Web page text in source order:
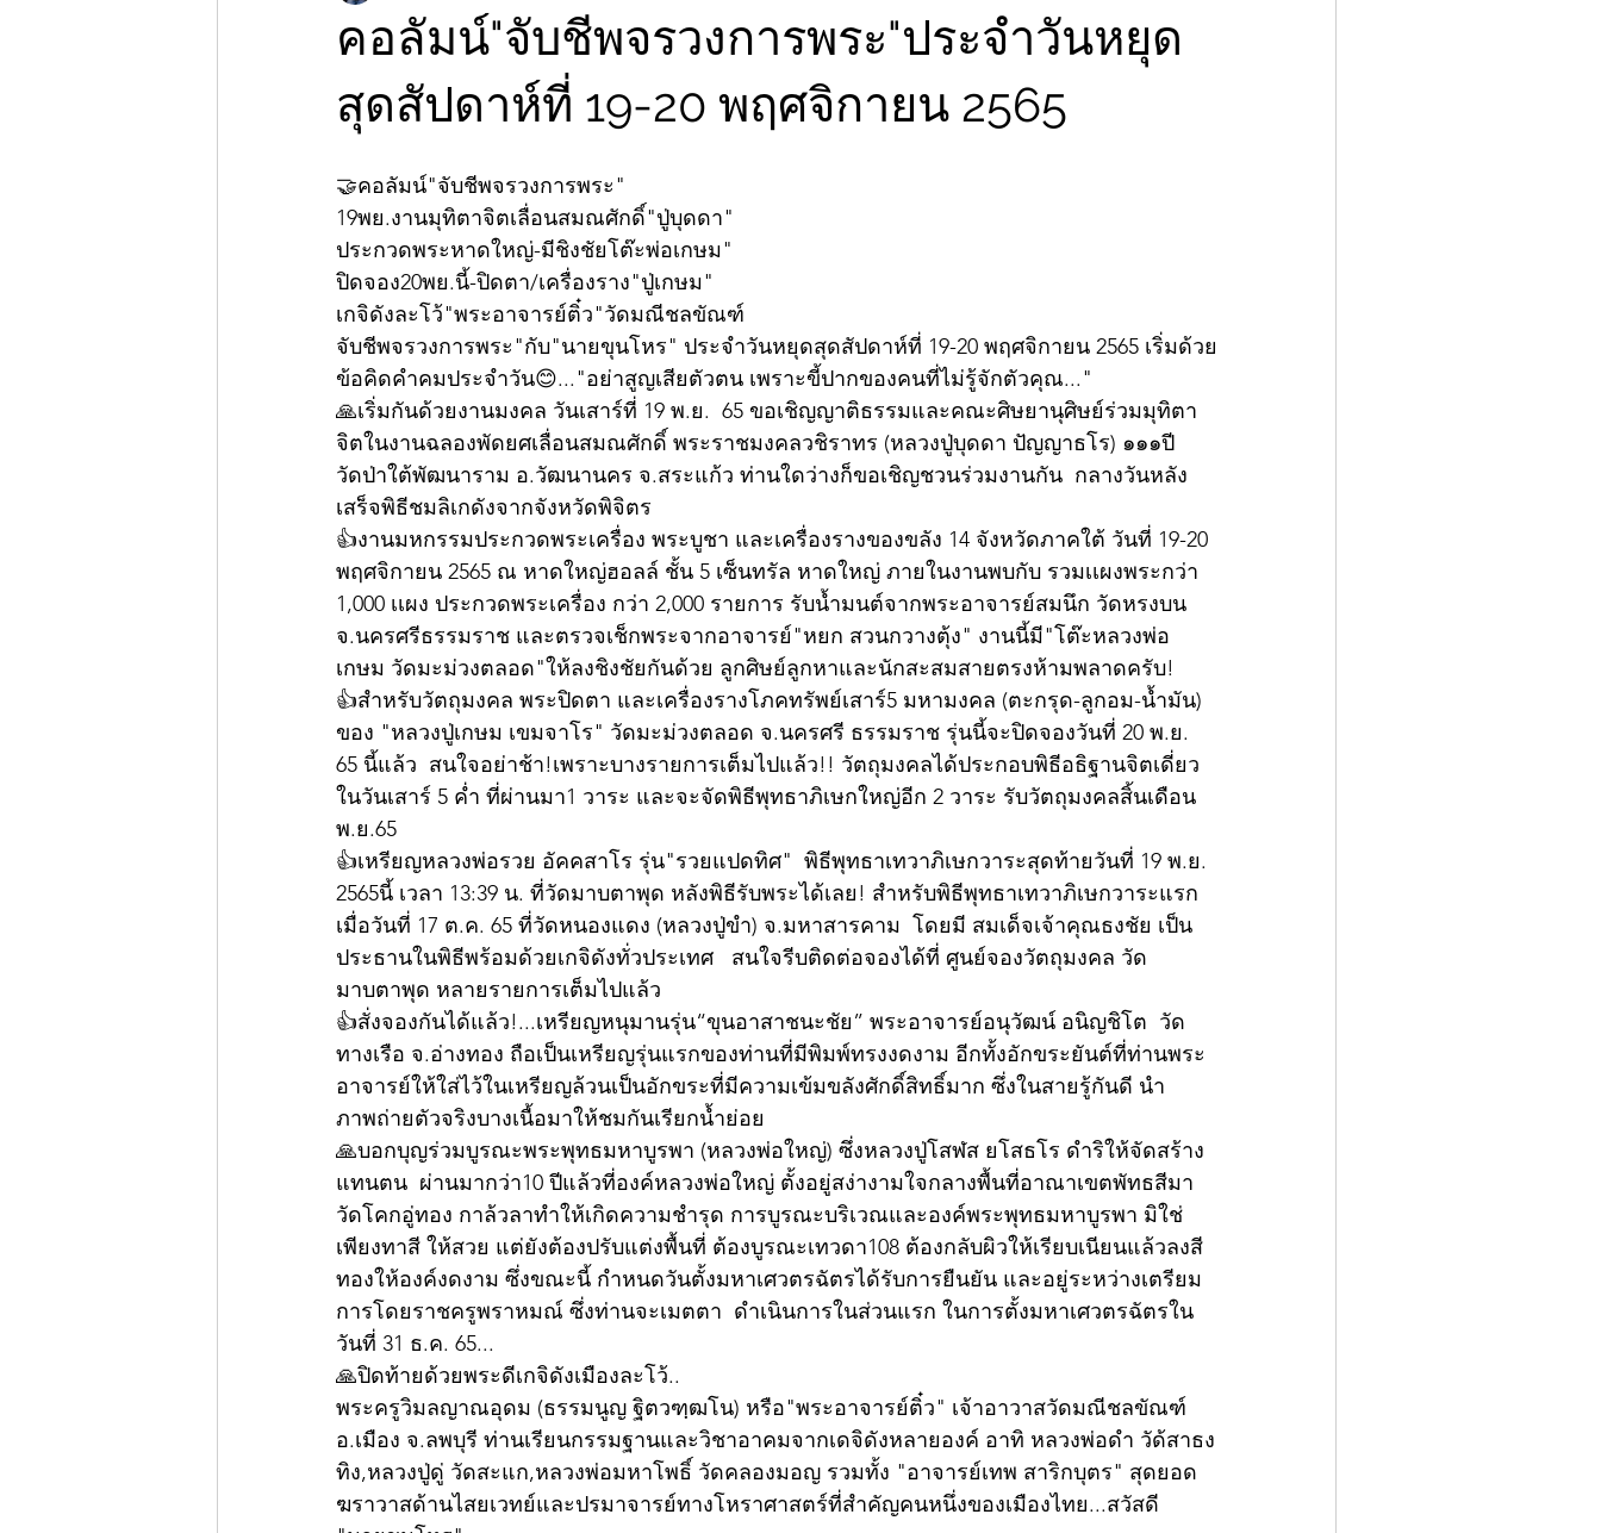
คอลัมน์"จับชีพจรวงการพระ"ประจำวันหยุด
สุดสัปดาห์ที่ 19-20 พฤศจิกายน 2565
🤝คอลัมน์"จับชีพจรวงการพระ"
19พย.งานมุทิตาจิตเลื่อนสมณศักดิ์"ปู่บุดดา"
ประกวดพระหาดใหญ่-มีชิงชัยโต๊ะพ่อเกษม"
ปิดจอง20พย.นี้-ปิดตา/เครื่องราง"ปู่เกษม"
เกจิดังละโว้"พระอาจารย์ติ๋ว"วัดมณีชลขัณฑ์
จับชีพจรวงการพระ"กับ"นายขุนโหร" ประจำวันหยุดสุดสัปดาห์ที่ 19-20 พฤศจิกายน 2565 เริ่มด้วย
ข้อคิดคำคมประจำวัน😊..."อย่าสูญเสียตัวตน เพราะขี้ปากของคนที่ไม่รู้จักตัวคุณ..."
🙏เริ่มกันด้วยงานมงคล วันเสาร์ที่ 19 พ.ย.  65 ขอเชิญญาติธรรมและคณะศิษยานุศิษย์ร่วมมุทิตา
จิตในงานฉลองพัดยศเลื่อนสมณศักดิ์ พระราชมงคลวชิราทร (หลวงปู่บุดดา ปัญญาธโร) ๑๑๑ปี
วัดป่าใต้พัฒนาราม อ.วัฒนานคร จ.สระแก้ว ท่านใดว่างก็ขอเชิญชวนร่วมงานกัน  กลางวันหลัง
เสร็จพิธีชมลิเกดังจากจังหวัดพิจิตร
👍งานมหกรรมประกวดพระเครื่อง พระบูชา และเครื่องรางของขลัง 14 จังหวัดภาคใต้ วันที่ 19-20
พฤศจิกายน 2565 ณ หาดใหญ่ฮอลล์ ชั้น 5 เซ็นทรัล หาดใหญ่ ภายในงานพบกับ รวมเเผงพระกว่า
1,000 เเผง ประกวดพระเครื่อง กว่า 2,000 รายการ รับน้ำมนต์จากพระอาจารย์สมนึก วัดหรงบน
จ.นครศรีธรรมราช และตรวจเช็กพระจากอาจารย์"หยก สวนกวางตุ้ง" งานนี้มี"โต๊ะหลวงพ่อ
เกษม วัดมะม่วงตลอด"ให้ลงชิงชัยกันด้วย ลูกศิษย์ลูกหาและนักสะสมสายตรงห้ามพลาดครับ!
👍สำหรับวัตถุมงคล พระปิดตา และเครื่องรางโภคทรัพย์เสาร์5 มหามงคล (ตะกรุด-ลูกอม-น้ำมัน)
ของ "หลวงปู่เกษม เขมจาโร" วัดมะม่วงตลอด จ.นครศรี ธรรมราช รุ่นนี้จะปิดจองวันที่ 20 พ.ย.
65 นี้แล้ว  สนใจอย่าช้า!เพราะบางรายการเต็มไปแล้ว!! วัตถุมงคลได้ประกอบพิธีอธิฐานจิตเดี่ยว
ในวันเสาร์ 5 ค่ำ ที่ผ่านมา1 วาระ และจะจัดพิธีพุทธาภิเษกใหญ่อีก 2 วาระ รับวัตถุมงคลสิ้นเดือน
พ.ย.65
👍เหรียญหลวงพ่อรวย อัคคสาโร รุ่น"รวยแปดทิศ"  พิธีพุทธาเทวาภิเษกวาระสุดท้ายวันที่ 19 พ.ย.
2565นี้ เวลา 13:39 น. ที่วัดมาบตาพุด หลังพิธีรับพระได้เลย! สำหรับพิธีพุทธาเทวาภิเษกวาระแรก
เมื่อวันที่ 17 ต.ค. 65 ที่วัดหนองแดง (หลวงปู่ขำ) จ.มหาสารคาม  โดยมี สมเด็จเจ้าคุณธงชัย เป็น
ประธานในพิธีพร้อมด้วยเกจิดังทั่วประเทศ   สนใจรีบติดต่อจองได้ที่ ศูนย์จองวัตถุมงคล วัด
มาบตาพุด หลายรายการเต็มไปแล้ว
👍สั่งจองกันได้แล้ว!...เหรียญหนุมานรุ่น“ขุนอาสาชนะชัย” พระอาจารย์อนุวัฒน์ อนิญชิโต  วัด
ทางเรือ จ.อ่างทอง ถือเป็นเหรียญรุ่นแรกของท่านที่มีพิมพ์ทรงงดงาม อีกทั้งอักขระยันต์ที่ท่านพระ
อาจารย์ให้ใส่ไว้ในเหรียญล้วนเป็นอักขระที่มีความเข้มขลังศักดิ์สิทธิ์มาก ซึ่งในสายรู้กันดี นำ
ภาพถ่ายตัวจริงบางเนื้อมาให้ชมกันเรียกน้ำย่อย
🙏บอกบุญร่วมบูรณะพระพุทธมหาบูรพา (หลวงพ่อใหญ่) ซึ่งหลวงปู่โสฬส ยโสธโร ดำริให้จัดสร้าง
แทนตน  ผ่านมากว่า10 ปีแล้วที่องค์หลวงพ่อใหญ่ ตั้งอยู่สง่างามใจกลางพื้นที่อาณาเขตพัทธสีมา
วัดโคกอู่ทอง กาล้วลาทำให้เกิดความชำรุด การบูรณะบริเวณและองค์พระพุทธมหาบูรพา มิใช่
เพียงทาสี ให้สวย แต่ยังต้องปรับแต่งพื้นที่ ต้องบูรณะเทวดา108 ต้องกลับผิวให้เรียบเนียนแล้วลงสี
ทองให้องค์งดงาม ซึ่งขณะนี้ กำหนดวันตั้งมหาเศวตรฉัตรได้รับการยืนยัน และอยู่ระหว่างเตรียม
การโดยราชครูพราหมณ์ ซึ่งท่านจะเมตตา  ดำเนินการในส่วนแรก ในการตั้งมหาเศวตรฉัตรใน
วันที่ 31 ธ.ค. 65...
🙏ปิดท้ายด้วยพระดีเกจิดังเมืองละโว้..
พระครูวิมลญาณอุดม (ธรรมนูญ ฐิตวฑฺฒโน) หรือ"พระอาจารย์ติ๋ว" เจ้าอาวาสวัดมณีชลขัณฑ์
อ.เมือง จ.ลพบุรี ท่านเรียนกรรมฐานและวิชาอาคมจากเดจิดังหลายองค์ อาทิ หลวงพ่อดำ วัด้สาธง
ทิง,หลวงปู่ดู่ วัดสะแก,หลวงพ่อมหาโพธิ์ วัดคลองมอญ รวมทั้ง "อาจารย์เทพ สาริกบุตร" สุดยอด
ฆราวาสด้านไสยเวทย์และปรมาจารย์ทางโหราศาสตร์ที่สำคัญคนหนึ่งของเมืองไทย...สวัสดี